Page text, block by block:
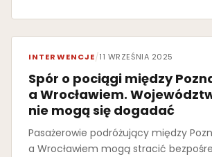
INTERWENCJE/11 WRZEŚNIA 2025
Spór o pociągi między
a Wrocławiem.
nie mogą się dogadać
Pasażerowie podróżujący między
a Wrocławiem mogą stracić